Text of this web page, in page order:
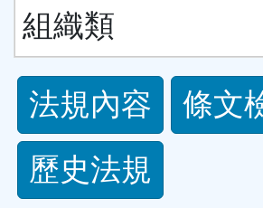
組織類
法
規
功
法規內容 條文
歷史法規